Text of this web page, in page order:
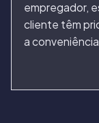
empregador,
cliente têm
a